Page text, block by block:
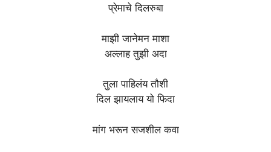
प्रेमाचे दिलरुबा
माझी जानेमन माशा
अल्लाह तुझी अदा
तुला पाहिलंय तौशी
दिल झायलाय यो फिदा
मांग भरून सजशील कवा